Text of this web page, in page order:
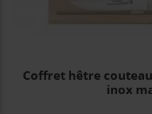
Coffret hêtre
inox